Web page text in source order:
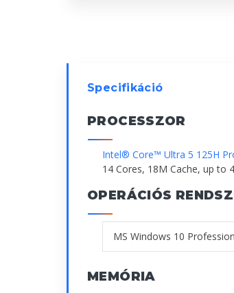
Specifikáció
PROCESSZOR
Intel® Core™ Ultra 5 125H
14 Cores, 18M Cache, up to
OPERÁCIÓS
MEMÓRIA